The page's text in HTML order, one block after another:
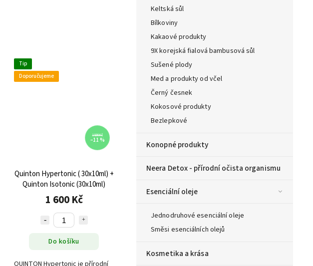
Keltská sůl
Bílkoviny
Kakaové produkty
9X korejská fialová bambusová sůl
Sušené plody
Med a produkty od včel
Černý česnek
Kokosové produkty
Bezlepkové
Konopné produkty
Neera Detox - přírodní očista organismu
Esenciální oleje
Jednodruhové esenciální oleje
Směsi esenciálních olejů
Kosmetika a krása
Tip
Doporučujeme
1 800 Kč
–11 %
Quinton Hypertonic ( 30x10ml) +
Quinton Isotonic (30x10ml)
1 600 Kč
Do košíku
QUINTON Hypertonic je přírodní